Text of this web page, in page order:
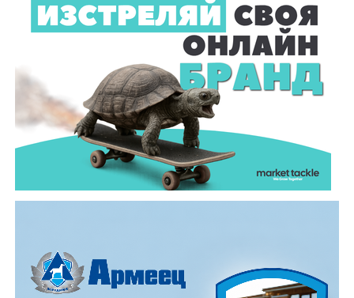
чествания белязаха миналата 2025 година. Връчи им
ги заместник – кметът Диляна Джеджева.
Темата тази година, „Топлината в дома: От
древното огнище до модерния уют“, постави
акцент върху практическото изграждане на
традиционна пещ и огнище. Всички преминали през
тридневното обучение получиха „Уверително“ –
официалният документ, който музей „Етър“ издава
за придобитите знания и умения.